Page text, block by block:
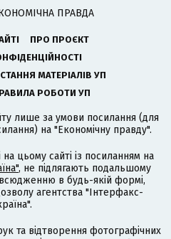
ПРАВДА
ПРО ПРОЄКТ
МАТЕРІАЛІВ УП
РОБОТИ УП
лише за умови посилання (для
на "Економічну правду".
на цьому сайті із посиланням на
, не підлягають подальшому
в будь-якій формі,
агентства "Інтерфакс-
та відтворення фотографічних